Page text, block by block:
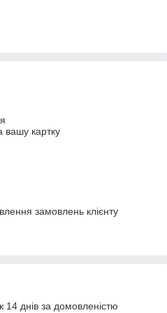
вашу картку
замовлень клієнту
днів за домовленістю